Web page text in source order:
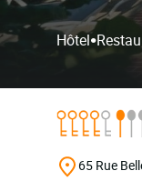
Hôtel•
65 Rue